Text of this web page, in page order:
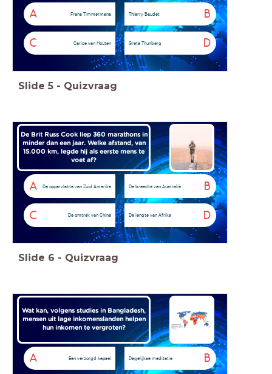
A Frans Timmermans B
Thierry Baudet
C Carice van Houten D
Greta Thunberg
Slide 5 - Quizvraag
De Brit Russ Cook liep 360 marathons in
minder dan een jaar. Welke afstand, van
15.000 km, legde hij als eerste mens te
voet af?
A De oppervlakte van Zuid Amerika B
De breedte van Australië
C De omtrek van China D
De lengte van Afrika
Slide 6 - Quizvraag
Wat kan, volgens studies in Bangladesh,
mensen uit lage inkomenslanden helpen
hun inkomen te vergroten?
A Een verzorgd kapsel B
Dagelijkse meditatie